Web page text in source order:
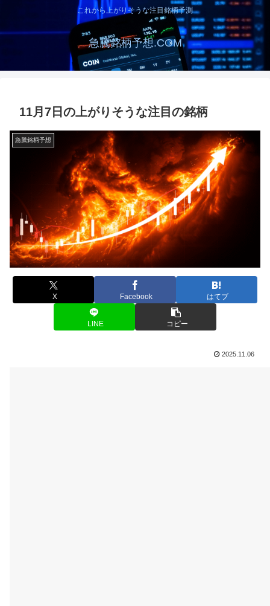
これから上がりそうな注目銘柄予測
急騰銘柄予想.COM
11月7日の上がりそうな注目の銘柄
急騰銘柄予想
X Facebook はてブ
LINE コピー
2025.11.06